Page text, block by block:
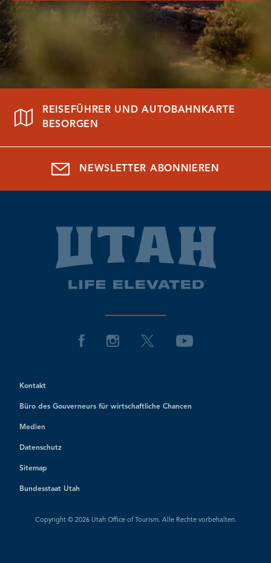
REISEFÜHRER UND AUTOBAHNKARTE
BESORGEN
NEWSLETTER ABONNIEREN
Kontakt
Büro des Gouverneurs für wirtschaftliche Chancen
Medien
Datenschutz
Sitemap
Bundesstaat Utah
Copyright © 2026 Utah Office of Tourism. Alle Rechte vorbehalten.